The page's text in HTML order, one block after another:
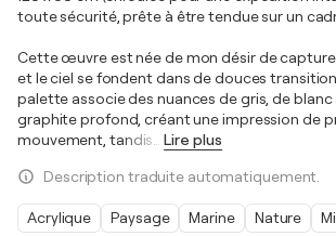
toute sécurité, prête à être tendue sur un
Cette œuvre est née de mon désir de
et le ciel se fondent dans de douces
palette associe des nuances de gris, de
graphite profond, créant une impression de
mouvement, tandis
Lire plus
Description traduite automatiquement.
Acrylique Paysage Marine Nature